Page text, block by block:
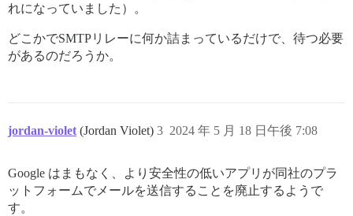
れになっていました）。
どこかでSMTPリレーに何か詰まっているだけで、待つ必要
があるのだろうか。
jordan-violet (Jordan Violet) 2024 年 5 月 18 日午後 7:08
3
Google はまもなく、より安全性の低いアプリが同社のプラ
ットフォームでメールを送信することを廃止するようで
す。